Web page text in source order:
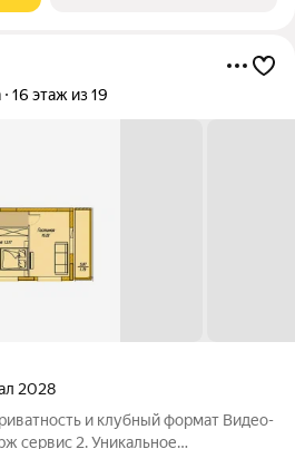
16 этаж из 19
2028
и клубный формат Видео-
сервис 2. Уникальное